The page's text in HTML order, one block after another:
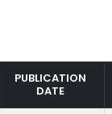
PUBLICATION
DATE